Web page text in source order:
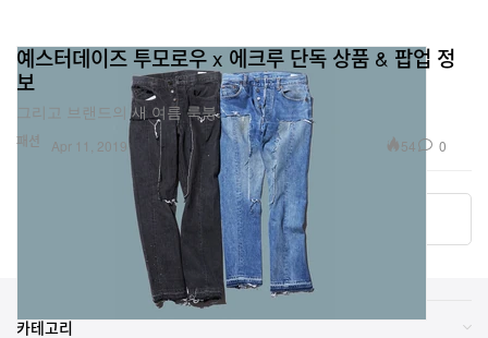
패션
예스터데이즈 투모로우 x 에크루 단독 상품 & 팝업 정
보
그리고 브랜드의 새 여름 룩북.
Apr 11, 2019 54 0
더 알아보기
카테고리